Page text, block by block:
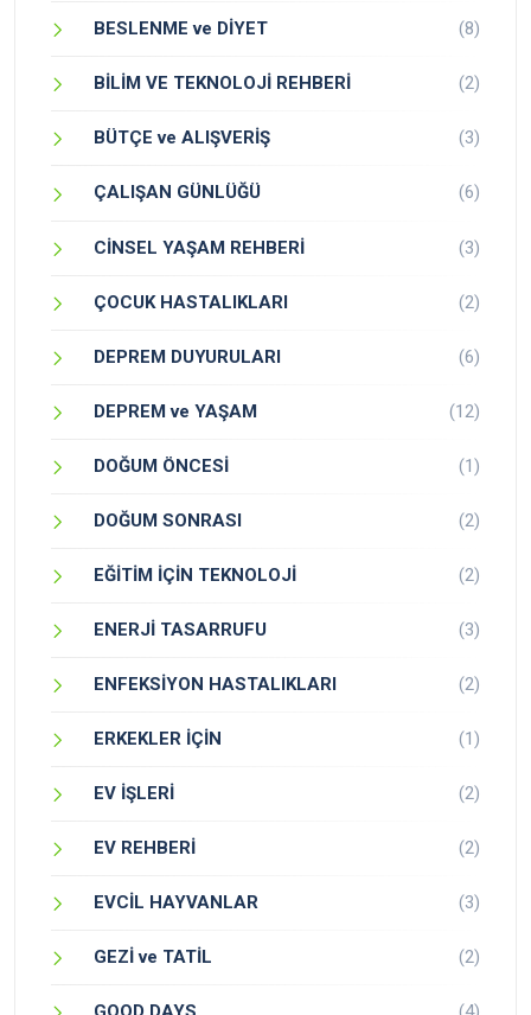
BESLENME ve DİYET (8)
BİLİM VE TEKNOLOJİ REHBERİ (2)
BÜTÇE ve ALIŞVERİŞ (3)
ÇALIŞAN GÜNLÜĞÜ (6)
CİNSEL YAŞAM REHBERİ (3)
ÇOCUK HASTALIKLARI (2)
DEPREM DUYURULARI (6)
DEPREM ve YAŞAM (12)
DOĞUM ÖNCESİ (1)
DOĞUM SONRASI (2)
EĞİTİM İÇİN TEKNOLOJİ (2)
ENERJİ TASARRUFU (3)
ENFEKSİYON HASTALIKLARI (2)
ERKEKLER İÇİN (1)
EV İŞLERİ (2)
EV REHBERİ (2)
EVCİL HAYVANLAR (3)
GEZİ ve TATİL (2)